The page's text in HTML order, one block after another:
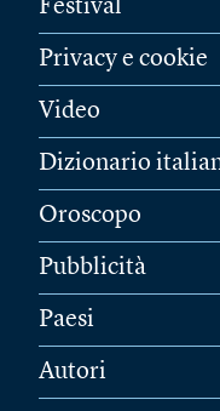
Festival
Privacy e cookie
Video
Dizionario
Oroscopo
Pubblicità
Paesi
Autori